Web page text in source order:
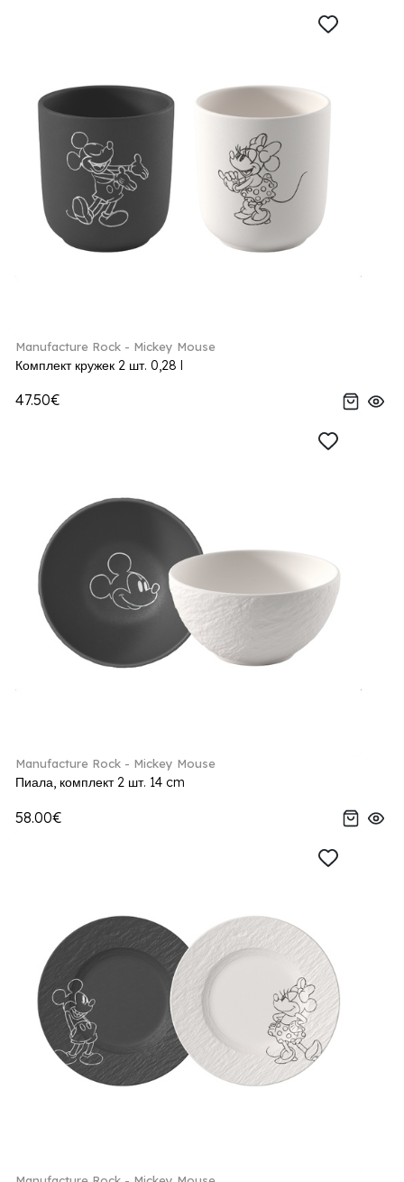
Manufacture Rock - Mickey Mouse
Комплект кружек 2 шт. 0,28 l
47.50€
Manufacture Rock - Mickey Mouse
Пиала, комплект 2 шт. 14 cm
58.00€